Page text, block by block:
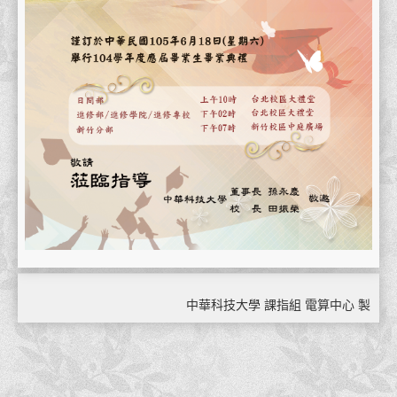
中華科技大學 課指組 電算中心 製